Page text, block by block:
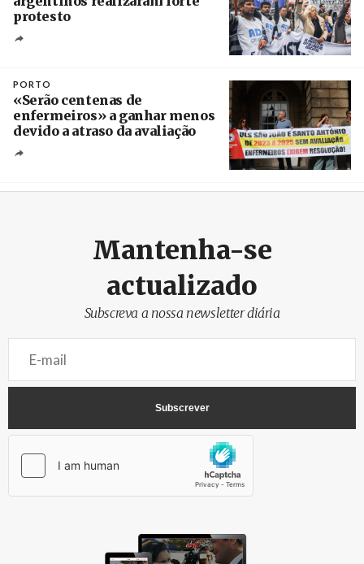
protesto
PORTO
«Serão centenas de
enfermeiros» a ganhar menos
devido a atraso da avaliação
Mantenha-se
actualizado
Subscreva a nossa newsletter diária